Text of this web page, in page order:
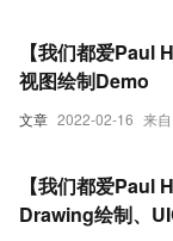
文章 2022-02-16 来
【我们都爱Paul
视图绘制Demo
【我们都爱Paul
Drawing绘制、